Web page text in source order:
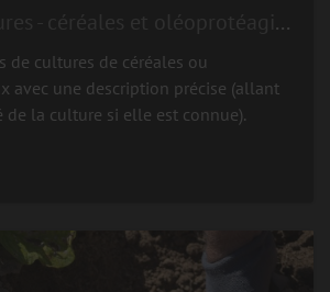
Grandes cultures - céréales et oléoprotéagineux
de cultures de céréales ou
avec une description précise (allant
de la culture si elle est connue).